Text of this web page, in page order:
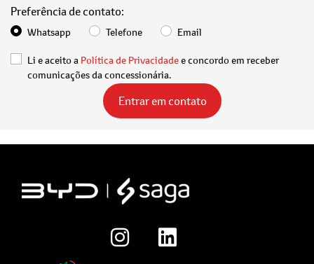
Preferência de contato:
Whatsapp Telefone Email
Li e aceito a Política de Privacidadee concordo em receber
comunicações da concessionária.
Entrar em contato